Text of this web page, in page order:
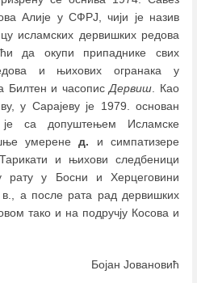
Алије у СФРЈ, чији је назив
исламских дервишких редова
да окупи припаднике свих
и њихових огранака у
Билтен и часописДервиш. Као
у Сарајеву је 1979. основан
је са допуштењем Исламске
умеренед. и симпатизере
и њихови следбеници
рату у Босни и Херцеговини
а после рата рад дервишких
тако и на подручју Косова и
Бојан Јовановић